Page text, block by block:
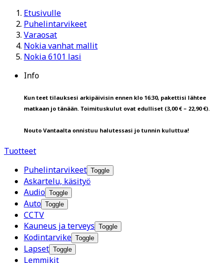
Etusivulle
Puhelintarvikeet
Varaosat
Nokia vanhat mallit
Nokia 6101 lasi
Info
Kun teet tilauksesi arkipäivisin ennen klo 16:30, pakettisi lähtee
matkaan jo tänään. Toimituskulut ovat edulliset (3,00 € – 22,90 €).
Nouto Vantaalta onnistuu halutessasi jo tunnin kuluttua!
Tuotteet
Puhelintarvikeet Toggle
Askartelu, käsityö
Audio Toggle
Auto Toggle
CCTV
Kauneus ja terveys Toggle
Kodintarvike Toggle
Lapset Toggle
Lemmikit